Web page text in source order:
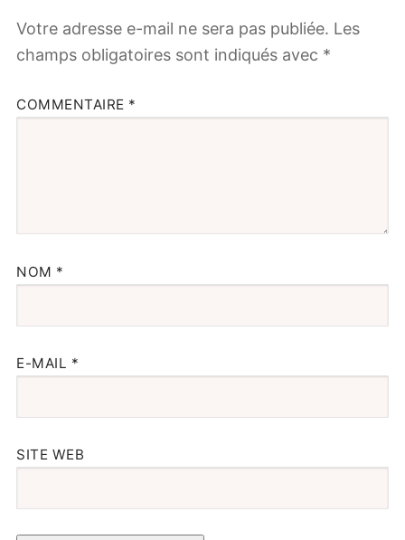
Votre adresse e-mail ne sera pas publiée. Les
champs obligatoires sont indiqués avec *
COMMENTAIRE *
NOM *
E-MAIL *
SITE WEB